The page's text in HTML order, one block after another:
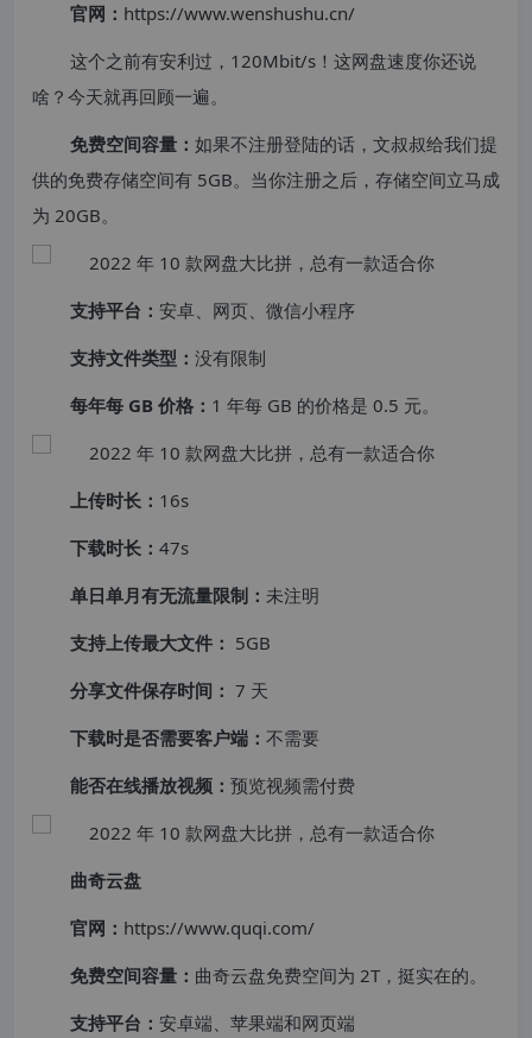
官网： https://www.wenshushu.cn/
这个之前有安利过，120Mbit/s！这网盘速度你还说
啥？今天就再回顾一遍。
免费空间容量： 如果不注册登陆的话，文叔叔给我们提
供的免费存储空间有 5GB。当你注册之后，存储空间立马成
为 20GB。
支持平台： 安卓、网页、微信小程序
支持文件类型： 没有限制
每年每 GB 价格： 1 年每 GB 的价格是 0.5 元。
上传时长： 16s
下载时长： 47s
单日单月有无流量限制： 未注明
支持上传最大文件： 5GB
分享文件保存时间： 7 天
下载时是否需要客户端： 不需要
能否在线播放视频： 预览视频需付费
曲奇云盘
官网： https://www.quqi.com/
免费空间容量： 曲奇云盘免费空间为 2T，挺实在的。
支持平台： 安卓端、苹果端和网页端